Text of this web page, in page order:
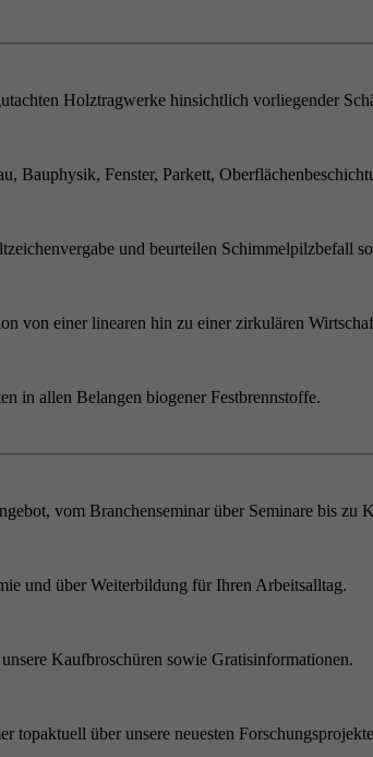
Holztragwerke hinsichtlich vorliegender
Bauphysik, Fenster, Parkett,
und beurteilen Schimmelpilzbefall
von einer linearen hin zu einer zirkulären
in allen Belangen biogener Festbrennstoffe.
vom Branchenseminar über Seminare bis zu
und über Weiterbildung für Ihren Arbeitsalltag.
Kaufbroschüren sowie Gratisinformationen.
topaktuell über unsere neuesten